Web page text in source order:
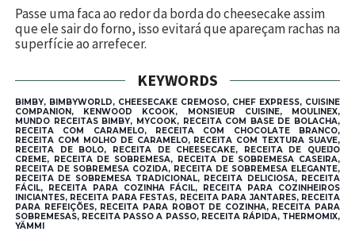
Passe uma faca ao redor da borda do cheesecake assim
que ele sair do forno, isso evitará que apareçam rachas na
superfície ao arrefecer.
KEYWORDS
BIMBY, BIMBYWORLD, CHEESECAKE CREMOSO, CHEF EXPRESS, CUISINE
COMPANION, KENWOOD KCOOK, MONSIEUR CUISINE, MOULINEX,
MUNDO RECEITAS BIMBY, MYCOOK, RECEITA COM BASE DE BOLACHA,
RECEITA COM CARAMELO, RECEITA COM CHOCOLATE BRANCO,
RECEITA COM MOLHO DE CARAMELO, RECEITA COM TEXTURA SUAVE,
RECEITA DE BOLO, RECEITA DE CHEESECAKE, RECEITA DE QUEIJO
CREME, RECEITA DE SOBREMESA, RECEITA DE SOBREMESA CASEIRA,
RECEITA DE SOBREMESA COZIDA, RECEITA DE SOBREMESA ELEGANTE,
RECEITA DE SOBREMESA TRADICIONAL, RECEITA DELICIOSA, RECEITA
FÁCIL, RECEITA PARA COZINHA FÁCIL, RECEITA PARA COZINHEIROS
INICIANTES, RECEITA PARA FESTAS, RECEITA PARA JANTARES, RECEITA
PARA REFEIÇÕES, RECEITA PARA ROBOT DE COZINHA, RECEITA PARA
SOBREMESAS, RECEITA PASSO A PASSO, RECEITA RÁPIDA, THERMOMIX,
YÄMMI